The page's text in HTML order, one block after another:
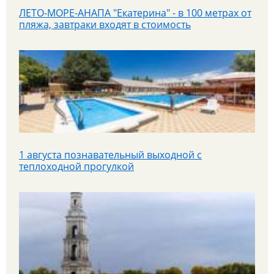
ЛЕТО-МОРЕ-АНАПА "Екатерина" - в 100 метрах от
пляжа, завтраки входят в стоимость
1 августа познавательный выходной с
теплоходной прогулкой
8.08 - Скидка на тур "Семь Сталинских сестер.
Легенды высоток Москвы"